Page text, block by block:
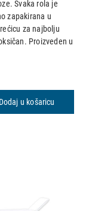
Svaka rola je
zapakirana u
za najbolju
Proizveden u
specifikacije: •
celuloza •
Dodaj u košaricu